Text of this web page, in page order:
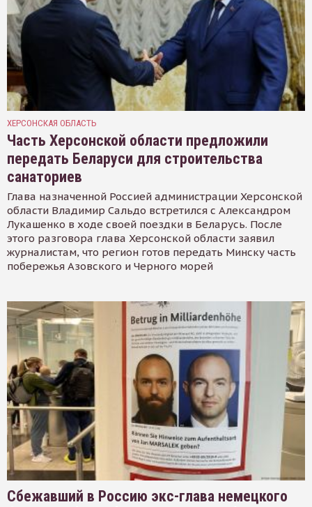
ХЕРСОНСКАЯ ОБЛАСТЬ
Часть Херсонской области предложили
передать Беларуси для строительства
санаториев
Глава назначенной Россией администрации Херсонской
области Владимир Сальдо встретился с Александром
Лукашенко в ходе своей поездки в Беларусь. После
этого разговора глава Херсонской области заявил
журналистам, что регион готов передать Минску часть
побережья Азовского и Черного морей
Сбежавший в Россию экс-глава немецкого